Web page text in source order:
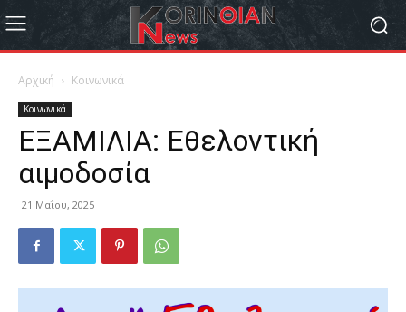
Αρχική Κοινωνικά
Κοινωνικά
ΕΞΑΜΙΛΙΑ: Εθελοντική
αιμοδοσία
21 Μαΐου, 2025